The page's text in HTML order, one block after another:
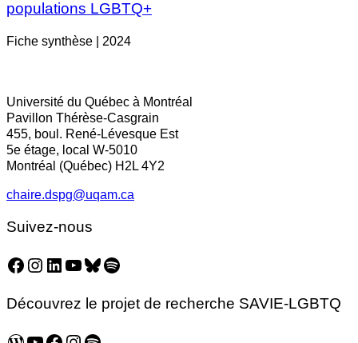
populations LGBTQ+
Fiche synthèse | 2024
Université du Québec à Montréal
Pavillon Thérèse-Casgrain
455, boul. René-Lévesque Est
5e étage, local W-5010
Montréal (Québec) H2L 4Y2
chaire.dspg@uqam.ca
Suivez-nous
Facebook
Instagram
LinkedIn
YouTube
Bluesky
Spotify
Découvrez le projet de recherche SAVIE-LGBTQ